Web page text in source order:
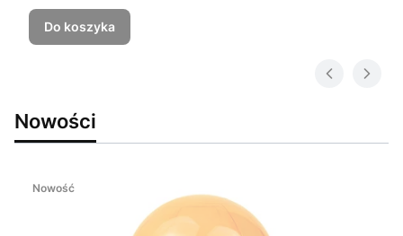
Do koszyka
Nowości
Nowość